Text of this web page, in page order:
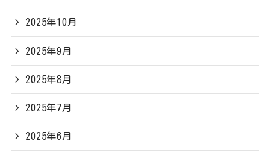
2025年10月
2025年9月
2025年8月
2025年7月
2025年6月